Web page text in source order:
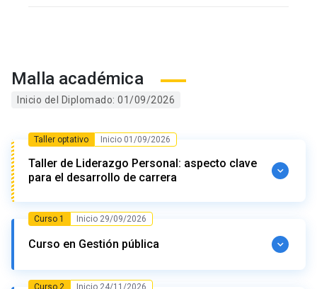
Malla académica
Inicio del Diplomado: 01/09/2026
Taller optativo Inicio 01/09/2026
Taller de Liderazgo Personal: aspecto clave
para el desarrollo de carrera
Inicio: 01/09/2026 Término: 29/09/2026
Curso 1 Inicio 29/09/2026
Curso en Gestión pública